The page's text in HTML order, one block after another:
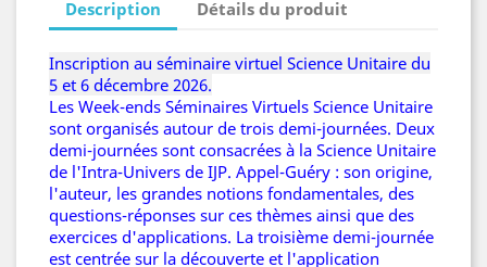
Description Détails du produit
Inscription au séminaire virtuel Science Unitaire du
5 et 6 décembre 2026.
Les Week-ends Séminaires Virtuels Science Unitaire
sont organisés autour de trois demi-journées. Deux
demi-journées sont consacrées à la Science Unitaire
de l'Intra-Univers de IJP. Appel-Guéry : son origine,
l'auteur, les grandes notions fondamentales, des
questions-réponses sur ces thèmes ainsi que des
exercices d'applications. La troisième demi-journée
est centrée sur la découverte et l'application